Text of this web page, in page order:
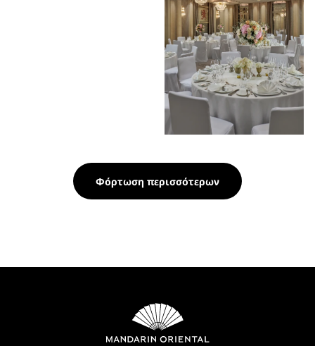
Φόρτωση περισσότερων